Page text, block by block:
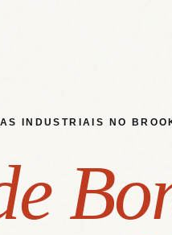
INDUSTRIAIS NO